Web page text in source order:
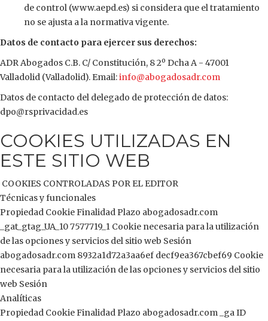
de control (www.aepd.es) si considera que el tratamiento
no se ajusta a la normativa vigente.
Datos de contacto para ejercer sus derechos:
ADR Abogados C.B. C/ Constitución, 8 2º Dcha A - 47001
Valladolid (Valladolid). Email:info@abogadosadr.com
Datos de contacto del delegado de protección de datos:
dpo@rsprivacidad.es
COOKIES UTILIZADAS EN
ESTE SITIO WEB
COOKIES CONTROLADAS POR EL EDITOR
Técnicas y funcionales
Propiedad Cookie Finalidad Plazo abogadosadr.com
_gat_gtag_UA_10 7577719_1 Cookie necesaria para la utilización
de las opciones y servicios del sitio web Sesión
abogadosadr.com 8932a1d72a3aa6ef decf9ea367cbef69 Cookie
necesaria para la utilización de las opciones y servicios del sitio
web Sesión
Analíticas
Propiedad Cookie Finalidad Plazo abogadosadr.com _ga ID